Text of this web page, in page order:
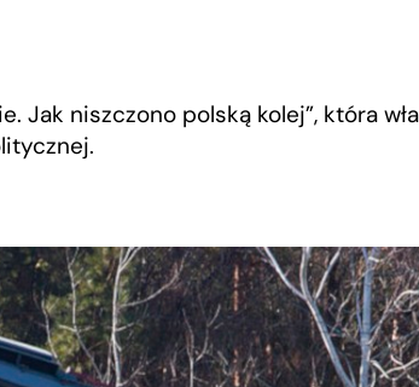
Jak niszczono polską kolej”, która